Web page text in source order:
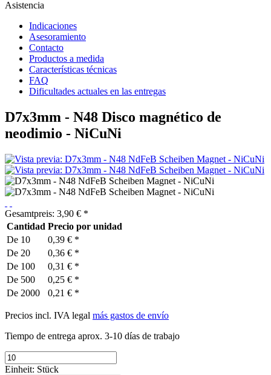
Asistencia
Indicaciones
Asesoramiento
Contacto
Productos a medida
Características técnicas
FAQ
Dificultades actuales en las entregas
D7x3mm - N48 Disco magnético de
neodimio - NiCuNi
Gesamtpreis: 3,90 € *
Cantidad Precio por unidad
De 10
0,39 € *
De 20
0,36 € *
De 100
0,31 € *
De 500
0,25 € *
De 2000 0,21 € *
Precios incl. IVA legal más gastos de envío
Tiempo de entrega aprox. 3-10 días de trabajo
Einheit: Stück